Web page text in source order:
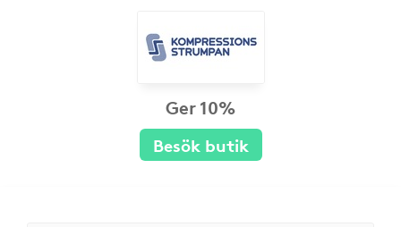
Ger 10%
Besök butik